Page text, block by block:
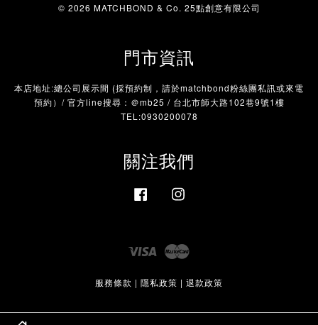
© 2026 MATCHBOND & Co. 25點創意有限公司
門市資訊
本店地址:總公司展示間 (採預約制，請於matchbond粉絲團私訊或來電
預約）/ 官方line搜尋：＠mb25 / 台北市師大路102巷9號1樓
TEL:0930200078
關注我們
Facebook
Visa
服務條款 | 隱私政策 | 退款政策